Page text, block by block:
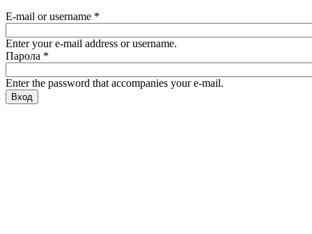
E-mail or username *
Enter your e-mail address or username.
Парола *
Enter the password that accompanies your e-mail.